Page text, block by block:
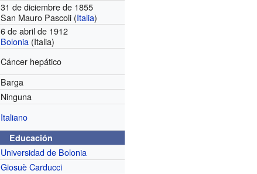
31 de diciembre de 1855
San Mauro Pascoli (Italia)
6 de abril de 1912
Bolonia (Italia)
Cáncer hepático
Barga
Ninguna
Italiano
Educación
Universidad de Bolonia
Giosuè Carducci